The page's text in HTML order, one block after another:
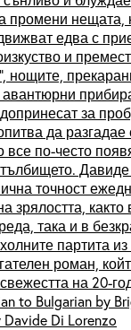
промени нещата,
едва с
и
нощите,
за
да разгадае
все по-често
точност
зрялостта,
така и в
партита
роман,
на 20-
to Bulgarian by
Di Lorenzo